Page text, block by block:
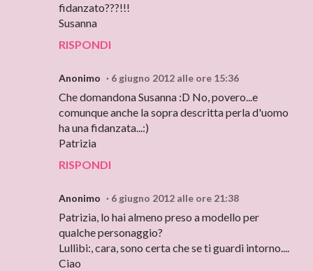
fidanzato???!!!
Susanna
RISPONDI
Anonimo 6 giugno 2012 alle ore 15:36
Che domandona Susanna :D No, povero...e
comunque anche la sopra descritta perla d'uomo
ha una fidanzata...:)
Patrizia
RISPONDI
Anonimo 6 giugno 2012 alle ore 21:38
Patrizia, lo hai almeno preso a modello per
qualche personaggio?
Lullibi:, cara, sono certa che se ti guardi intorno....
Ciao